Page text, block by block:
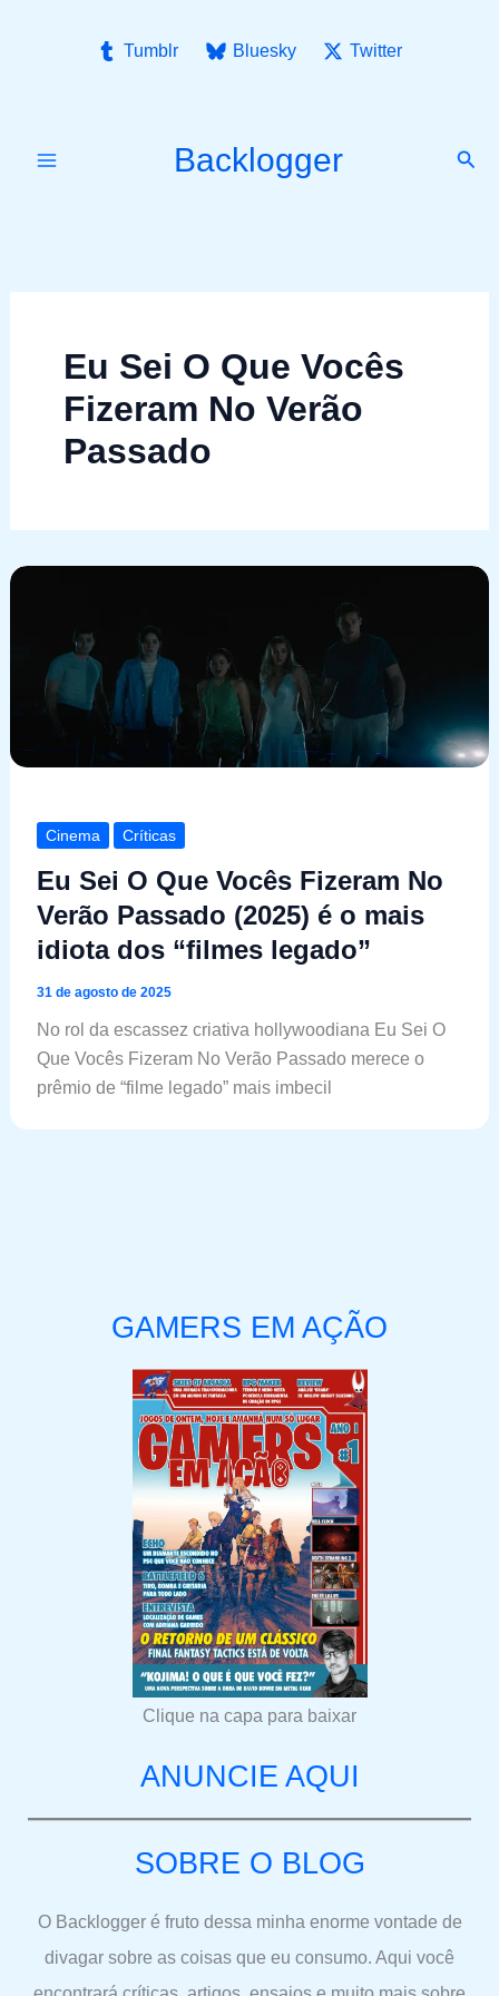
Tumblr Bluesky Twitter
Backlogger
Eu Sei O Que Vocês
Fizeram No Verão
Passado
Cinema Críticas
Eu Sei O Que Vocês Fizeram No
Verão Passado (2025) é o mais
idiota dos “filmes legado”
31 de agosto de 2025
No rol da escassez criativa hollywoodiana Eu Sei O
Que Vocês Fizeram No Verão Passado merece o
prêmio de “filme legado” mais imbecil
GAMERS EM AÇÃO
Clique na capa para baixar
ANUNCIE AQUI
SOBRE O BLOG
O Backlogger é fruto dessa minha enorme vontade de
divagar sobre as coisas que eu consumo. Aqui você